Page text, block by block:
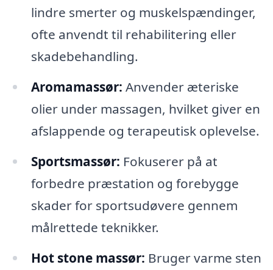
lindre smerter og muskelspændinger,
ofte anvendt til rehabilitering eller
skadebehandling.
Aromamassør: Anvender æteriske
olier under massagen, hvilket giver en
afslappende og terapeutisk oplevelse.
Sportsmassør: Fokuserer på at
forbedre præstation og forebygge
skader for sportsudøvere gennem
målrettede teknikker.
Hot stone massør: Bruger varme sten